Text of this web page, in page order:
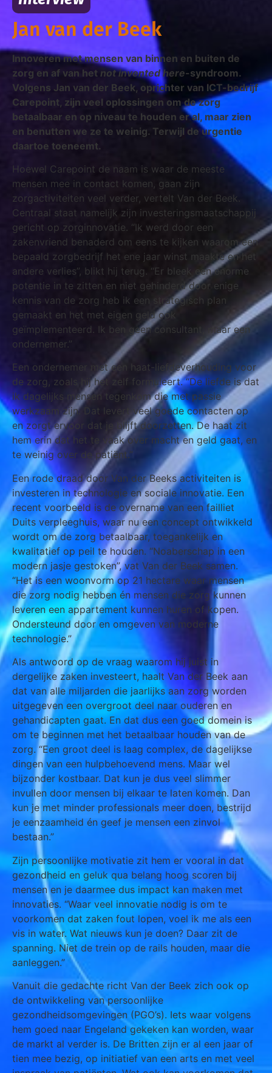
Jan van der Beek
Innoveren met mensen van binnen en buiten de
zorg en af van het not invented here-syndroom.
Volgens Jan van der Beek, oprichter van ICT-bedrijf
Carepoint, zijn veel oplossingen om de zorg
betaalbaar en op niveau te houden er al, maar zien
en benutten we ze te weinig. Terwijl de urgentie
daartoe toeneemt.
Hoewel Carepoint de naam is waar de meeste
mensen mee in contact komen, gaan zijn
zorgactiviteiten veel verder, vertelt Van der Beek.
Centraal staat namelijk zijn investeringsmaatschappij
gericht op zorginnovatie. “Ik werd door een
zakenvriend benaderd om eens te kijken waarom een
bepaald zorgbedrijf het ene jaar winst maakte en het
andere verlies”, blikt hij terug. “Er bleek een enorme
potentie in te zitten en niet gehinderd door enige
kennis van de zorg heb ik een strategisch plan
gemaakt en het met eigen geld ook
geïmplementeerd. Ik ben geen consultant, maar een
ondernemer.”
Een ondernemer met een haat-liefdeverhouding voor
de zorg, zoals hij het zelf formuleert. “De liefde is dat
ik dagelijks mensen tegenkom die met passie
werkzaam zijn. Dat levert veel goede contacten op
en zorgt ervoor dat je blijft doorzetten. De haat zit
hem erin dat het te vaak over macht en geld gaat, en
te weinig over de patiënt.”
Een rode draad door Van der Beeks activiteiten is
investeren in technologie en sociale innovatie. Een
recent voorbeeld is de overname van een failliet
Duits verpleeghuis, waar nu een concept ontwikkeld
wordt om de zorg betaalbaar, toegankelijk en
kwalitatief op peil te houden. “Noaberschap in een
modern jasje gestoken”, vat Van der Beek samen.
“Het is een woonvorm op 21 hectare waar mensen
die zorg nodig hebben én mensen die zorg kunnen
leveren een appartement kunnen huren of kopen.
Ondersteund door en omgeven van moderne
technologie.”
Als antwoord op de vraag waarom hij juist in
dergelijke zaken investeert, haalt Van der Beek aan
dat van alle miljarden die jaarlijks aan zorg worden
uitgegeven een overgroot deel naar ouderen en
gehandicapten gaat. En dat dus een goed domein is
om te beginnen met het betaalbaar houden van de
zorg. “Een groot deel is laag complex, de dagelijkse
dingen van een hulpbehoevend mens. Maar wel
bijzonder kostbaar. Dat kun je dus veel slimmer
invullen door mensen bij elkaar te laten komen. Dan
kun je met minder professionals meer doen, bestrijd
je eenzaamheid én geef je mensen een zinvol
bestaan.”
Zijn persoonlijke motivatie zit hem er vooral in dat
gezondheid en geluk qua belang hoog scoren bij
mensen en je daarmee dus impact kan maken met
innovaties. “Waar veel innovatie nodig is om te
voorkomen dat zaken fout lopen, voel ik me als een
vis in water. Wat nieuws kun je doen? Daar zit de
spanning. Niet de trein op de rails houden, maar die
aanleggen.”
Vanuit die gedachte richt Van der Beek zich ook op
de ontwikkeling van persoonlijke
gezondheidsomgevingen (PGO’s). Iets waar volgens
hem goed naar Engeland gekeken kan worden, waar
de markt al verder is. De Britten zijn er al een jaar of
tien mee bezig, op initiatief van een arts en met veel